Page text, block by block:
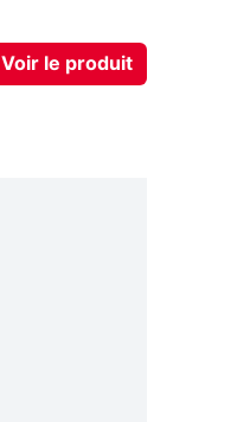
Voir le produit